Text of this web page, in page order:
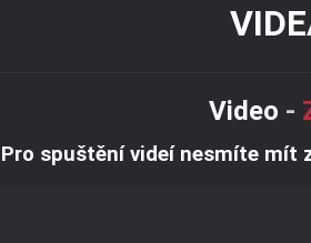
Video -
Pro spuštění videí nesmíte mít